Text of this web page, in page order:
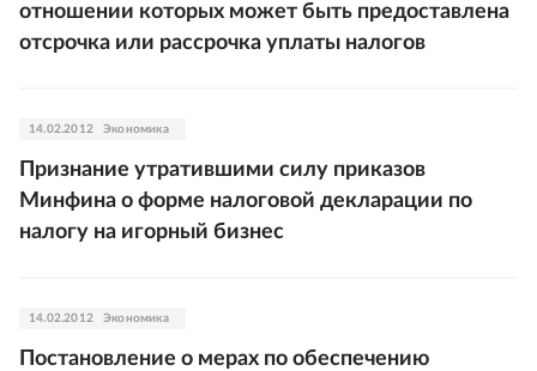
отношении которых может быть предоставлена
отсрочка или рассрочка уплаты налогов
14.02.2012 Экономика
Признание утратившими силу приказов
Минфина о форме налоговой декларации по
налогу на игорный бизнес
14.02.2012 Экономика
Постановление о мерах по обеспечению